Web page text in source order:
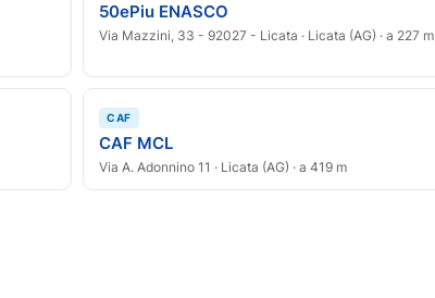
50ePiu ENASCO
Via Mazzini, 33 - 92027 - Licata · Licata (AG) · a 227 m
CAF
CAF MCL
Via A. Adonnino 11 · Licata (AG) · a 419 m